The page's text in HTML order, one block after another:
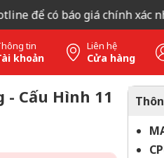
để có báo giá chính xác
tin
khoản
Liên hệ
Cửa hàng
- Cấu Hình 11